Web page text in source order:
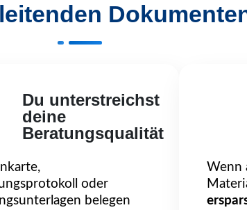
Du unterstreichst
deine
Beratungsqualität
oder
belegen
Wenn